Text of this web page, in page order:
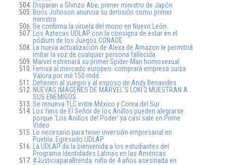
Disparan a Shinzo Abe, primer ministro de Japón
Boris Johnson anuncia su dimisión como primer
ministro
Se confirma la viruela del mono en Nuevo León
Los Aztecas UDLAP con la consigna de estar en el
pódium de los Juegos CONADE
La nueva actualización de Alexa de Amazon le permitirá
imitar la voz de cualquier persona fallecida
Marvel estrenará su primer Spider-Man homosexual
Femsa al mercado europeo: comprará empresa suiza
Valora por mil 150 mdd
Detienen al suegro y al esposo de Andy Benavides
NUEVAS IMÁGENES DE MARVEL’S LOKI 2 MUESTRAN A
SUS ENEMIGOS
Se renueva TLC entre México y Corea del Sur
Los fans de El Señor de los Anillos pueden alegrarse
porque ‘Los Anillos del Poder’ ya casi sale en Prime
Video
Lo necesario para tener inversión empresarial en
Puebla: Egresado UDLAP
La UDLAP da la bienvenida a los estudiantes del
Programa Identidades Latinas en las Américas
#JusticiaparaBrenda: niña de 4 años asesinada en